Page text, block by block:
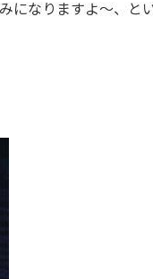
になりますよ～、と